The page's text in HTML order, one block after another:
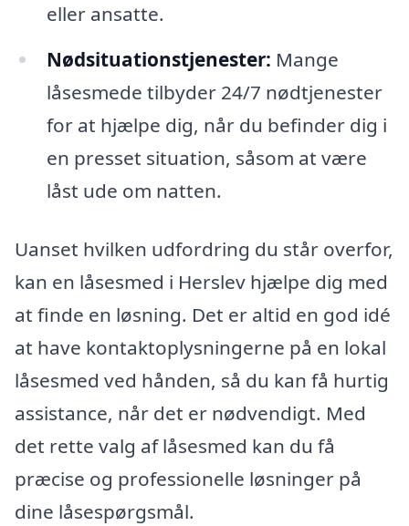
eller ansatte.
Nødsituationstjenester: Mange
låsesmede tilbyder 24/7 nødtjenester
for at hjælpe dig, når du befinder dig i
en presset situation, såsom at være
låst ude om natten.
Uanset hvilken udfordring du står overfor,
kan en låsesmed i Herslev hjælpe dig med
at finde en løsning. Det er altid en god idé
at have kontaktoplysningerne på en lokal
låsesmed ved hånden, så du kan få hurtig
assistance, når det er nødvendigt. Med
det rette valg af låsesmed kan du få
præcise og professionelle løsninger på
dine låsespørgsmål.